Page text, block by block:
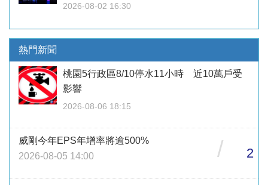
2026-08-02 16:30
熱門新聞
桃園5行政區8/10停水11小時 近10萬戶受
影響
2026-08-06 18:15
威剛今年EPS年增率將逾500%
2026-08-05 14:00
/ 2